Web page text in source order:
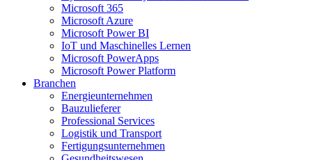
Microsoft 365
Microsoft Azure
Microsoft Power BI
IoT und Maschinelles Lernen
Microsoft PowerApps
Microsoft Power Platform
Branchen
Energieunternehmen
Bauzulieferer
Professional Services
Logistik und Transport
Fertigungsunternehmen